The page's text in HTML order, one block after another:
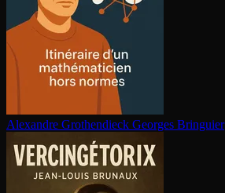
Alexandre Gro­then­dieck Georges Bringuier